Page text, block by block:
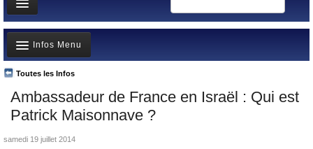
Page d'accueil
Infos
Gouvernement
Ministères/Directions
Blog
Elections européennes
Ambassadeur de France en Israël : Qui est
Patrick Maisonnave ?
Toutes les Infos
Infos Menu
A la Une
Polémiques
samedi 19 juillet 2014